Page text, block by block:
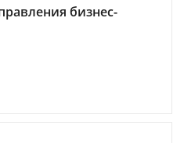
бизнес-